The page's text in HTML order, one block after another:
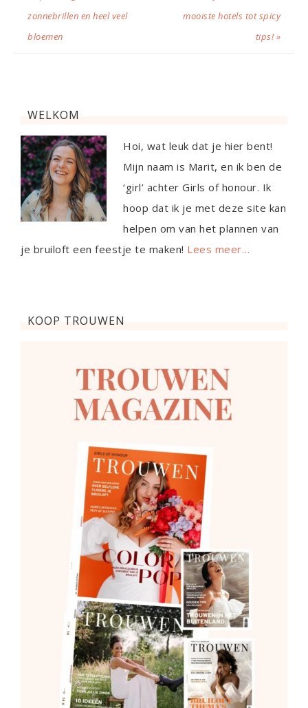
zonnebrillen en heel veel
bloemen
mooiste hotels tot spicy
tips! »
WELKOM
Hoi, wat leuk dat je hier bent!
Mijn naam is Marit, en ik ben de
‘girl’ achter Girls of honour. Ik
hoop dat ik je met deze site kan
helpen om van het plannen van
je bruiloft een feestje te maken! Lees meer…
KOOP TROUWEN